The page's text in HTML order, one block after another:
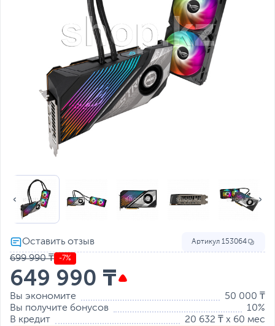
Артикул 153064
699 990 ₸ -7%
649 990 ₸
Вы экономите
50 000 ₸
Вы получите бонусов
10%
В кредит
20 632 ₸ x 60 мес